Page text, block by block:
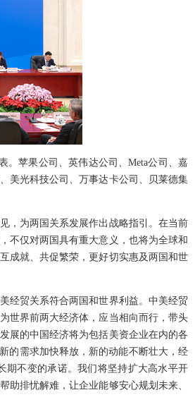
。苹果公司、英伟达公司、Meta公司、嘉
美光科技公司、万事达卡公司、贝莱德集
，为两国关系发展作出战略指引。在当前
不仅对两国具有重大意义，也将为全球和
成就、共促繁荣，更好切实惠及两国和世
经贸关系符合两国和世界利益。中美经贸
世界前两大经济体，应当相向而行，带头
展的中国经济将为包括美资企业在内的各
的需求加快释放，新的动能不断壮大，经
期不变的承诺。我们将坚持扩大高水平开
助排忧解难，让企业能够安心规划未来、